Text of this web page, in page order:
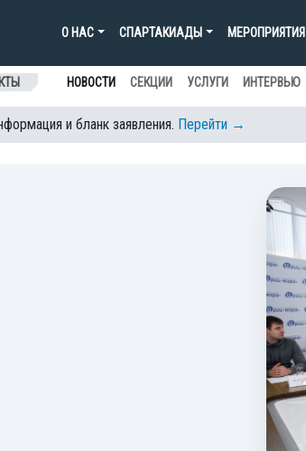
О НАС СПАРТАКИАДЫ МЕРОПРИЯТИЯ
НОВОСТИ СЕКЦИИ УСЛУГИ ИНТЕРВЬЮ
и бланк заявления. Перейти →